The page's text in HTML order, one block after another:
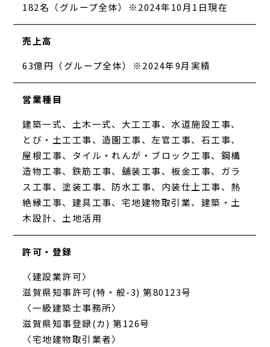
182名（グループ全体）※2024年10月1日現在
売上高
63億円（グループ全体）※2024年9月実績
営業種目
建築一式、土木一式、大工工事、水道施設工事、
とび・土工工事、造園工事、左官工事、石工事、
屋根工事、タイル・れんが・ブロック工事、鋼構
造物工事、鉄筋工事、舗装工事、板金工事、ガラ
ス工事、塗装工事、防水工事、内装仕上工事、熱
絶縁工事、建具工事、宅地建物取引業、建築・土
木設計、土地活用
許可・登録
〈建設業許可〉
滋賀県知事許可(特・般-3) 第80123号
〈一級建築士事務所〉
滋賀県知事登録(カ) 第126号
〈宅地建物取引業者〉